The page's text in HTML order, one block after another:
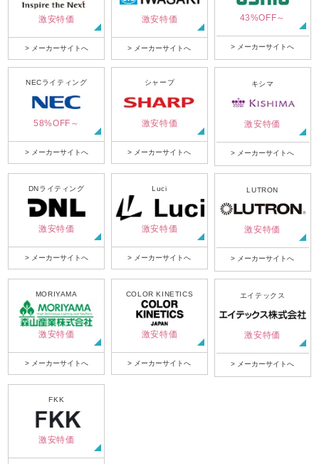
激安特価
> メーカーサイトへ
激安特価
> メーカーサイトへ
43%OFF～
> メーカーサイトへ
NECライティング
58%OFF～
> メーカーサイトへ
シャープ
激安特価
> メーカーサイトへ
キシマ
激安特価
> メーカーサイトへ
DNライティング
激安特価
> メーカーサイトへ
Luci
激安特価
> メーカーサイトへ
LUTRON
激安特価
> メーカーサイトへ
MORIYAMA
激安特価
> メーカーサイトへ
COLOR KINETICS
激安特価
> メーカーサイトへ
エイテックス
激安特価
> メーカーサイトへ
FKK
激安特価